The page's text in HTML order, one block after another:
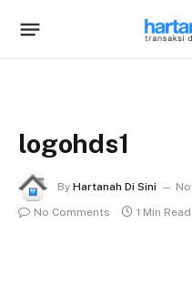
logohds1
By Hartanah Di Sini
No Comments
1 Min Read